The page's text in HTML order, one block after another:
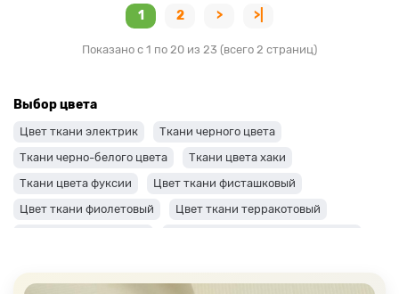
1 2 > >|
Показано с 1 по 20 из 23 (всего 2 страниц)
Выбор цвета
Цвет ткани электрик
Ткани черного цвета
Ткани черно-белого цвета
Ткани цвета хаки
Ткани цвета фуксии
Цвет ткани фисташковый
Цвет ткани фиолетовый
Цвет ткани терракотовый
Цвет ткани салатовый
Цвет ткани розовый